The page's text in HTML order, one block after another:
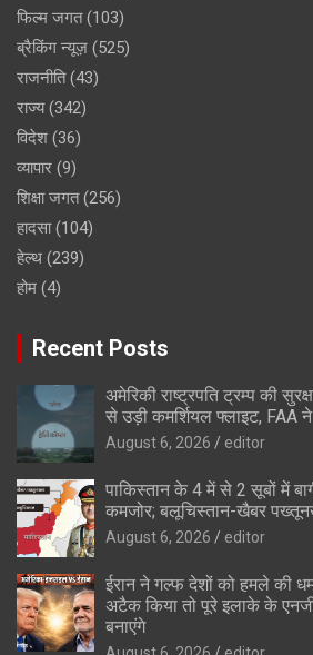
फिल्म जगत(103)
ब्रैकिंग न्यूज़ (525)
राजनीति(43)
राज्य(342)
विदेश (36)
व्यापार (9)
शिक्षा जगत(256)
हादसा(104)
हेल्थ (239)
होम (4)
Recent Posts
अमेरिकी राष्ट्रपति ट्रम्प की
से उड़ी कमर्शियल फ्लाइट, FAA
August 6, 2026 editor
पाकिस्तान के 4 में से 2 सूबों में
कमजोर; बलूचिस्तान-खैबर
August 6, 2026 editor
ईरान ने गल्फ देशों को हमले की
अटैक किया तो पूरे इलाके के
बनाएंगे